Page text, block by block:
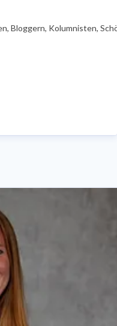
Bloggern, Kolumnisten,